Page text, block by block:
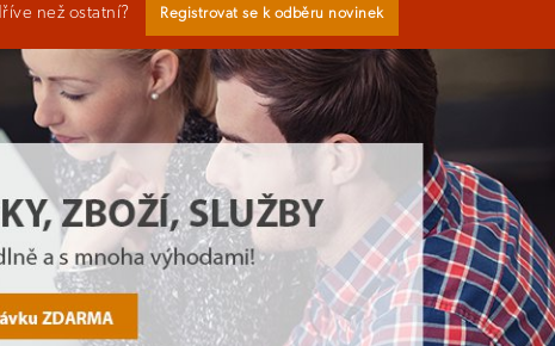
než ostatní? Registrovat se k odběru novinek